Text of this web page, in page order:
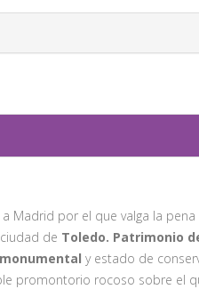
Madrid por el que valga la
de Toledo. Patrimonio
y estado de
promontorio rocoso sobre el